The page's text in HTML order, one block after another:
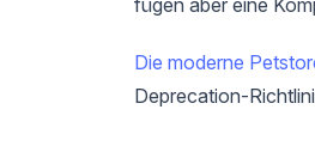
Die moderne
Deprecation-